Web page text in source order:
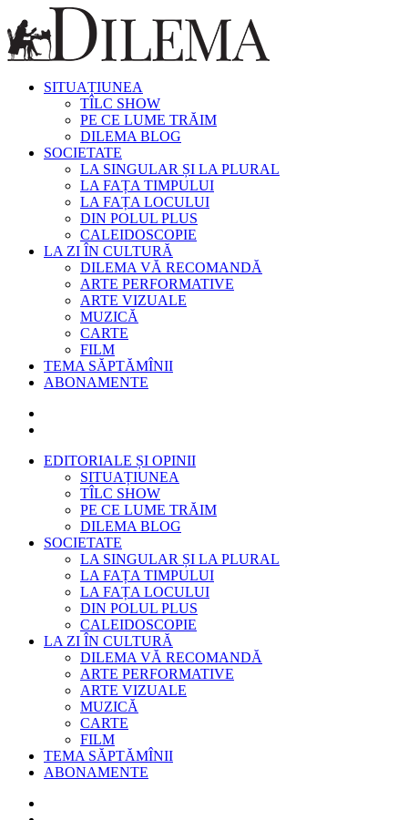
SITUAȚIUNEA
TÎLC SHOW
PE CE LUME TRĂIM
DILEMA BLOG
SOCIETATE
LA SINGULAR ȘI LA PLURAL
LA FAȚA TIMPULUI
LA FAȚA LOCULUI
DIN POLUL PLUS
CALEIDOSCOPIE
LA ZI ÎN CULTURĂ
DILEMA VĂ RECOMANDĂ
ARTE PERFORMATIVE
ARTE VIZUALE
MUZICĂ
CARTE
FILM
TEMA SĂPTĂMÎNII
ABONAMENTE
EDITORIALE ȘI OPINII
SITUAȚIUNEA
TÎLC SHOW
PE CE LUME TRĂIM
DILEMA BLOG
SOCIETATE
LA SINGULAR ȘI LA PLURAL
LA FAȚA TIMPULUI
LA FAȚA LOCULUI
DIN POLUL PLUS
CALEIDOSCOPIE
LA ZI ÎN CULTURĂ
DILEMA VĂ RECOMANDĂ
ARTE PERFORMATIVE
ARTE VIZUALE
MUZICĂ
CARTE
FILM
TEMA SĂPTĂMÎNII
ABONAMENTE